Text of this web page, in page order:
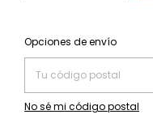
Entregas para el CP:
Opciones de envío
No sé mi código postal